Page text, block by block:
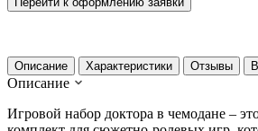
Описание Характеристики Отзывы
Описание
Игровой набор доктора в чемодане –